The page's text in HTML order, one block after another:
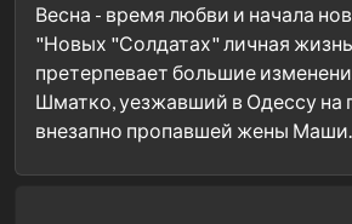
Весна - время любви и начала
"Новых "Солдатах" личная
претерпевает большие
Шматко, уезжавший в Одессу на
внезапно пропавшей жены